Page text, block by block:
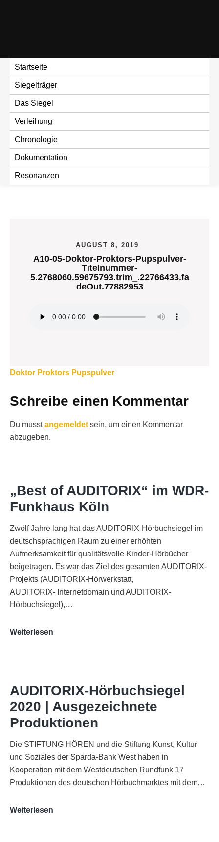
Startseite
Siegelträger
Das Siegel
Verleihung
Chronologie
Dokumentation
Resonanzen
AUGUST 8, 2019
A10-05-Doktor-Proktors-Pupspulver-
Titelnummer-
5.2768060.59675793.trim_.22766433.fa
deOut.77882953
Beitragsnavigation
Doktor Proktors Pupspulver
Schreibe einen Kommentar
Du musstangemeldet sein, um einen Kommentar
abzugeben.
„Best of AUDITORIX“ im WDR-
Funkhaus Köln
Zwölf Jahre lang hat das AUDITORIX-Hörbuchsiegel im
deutschsprachigen Raum zu einer erhöhten
Aufmerksamkeit für qualitätsvolle Kinder-Hörbücher
beigetragen. Es war das Ziel des gesamten AUDITORIX-
Projekts (AUDITORIX-Hörwerkstatt,
AUDITORIX- Internetdomain und AUDITORIX-
Hörbuchsiegel),…
Weiterlesen
Funkhaus
Köln
AUDITORIX-Hörbuchsiegel
2020 | Ausgezeichnete
Produktionen
Die STIFTUNG HÖREN und die Stiftung Kunst, Kultur
und Soziales der Sparda-Bank West haben in
Kooperation mit dem Westdeutschen Rundfunk 17
Produktionen des deutschen Hörbuchmarktes mit dem…
Weiterlesen